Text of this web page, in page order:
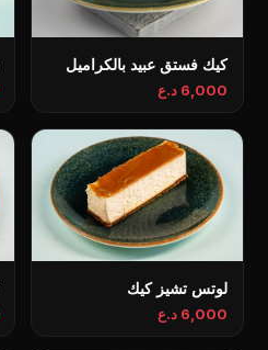
كيك فستق عبيد بالكراميل
6,000 د.ع
لوتس تشيز كيك
6,000 د.ع